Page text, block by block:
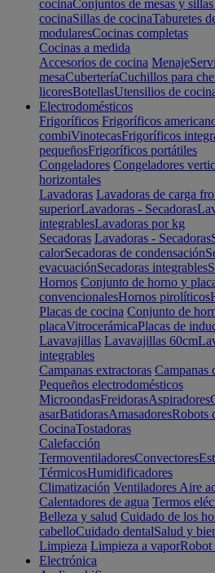
cocinaConjuntos de mesas y
cocinaSillas de cocinaTaburetes
modularesCocinas completas
Cocinas a medida
Accesorios de cocina Menaje
mesaCuberteríaCuchillos para
licoresBotellasUtensilios de
Electrodomésticos
Frigoríficos Frigoríficos
combiVinotecasFrigoríficos
pequeñosFrigoríficos portátiles
Congeladores Congeladores
horizontales
Lavadoras Lavadoras de carga
superiorLavadoras - Secadoras
integrablesLavadoras por kg
Secadoras Lavadoras - Secadoras
calorSecadoras de condensación
evacuaciónSecadoras integrables
Hornos Conjunto de horno y
convencionalesHornos pirolíticos
Placas de cocina Conjunto de
placaVitrocerámicaPlacas de
Lavavajillas Lavavajillas 60cm
integrables
Campanas extractoras Campanas
Pequeños electrodomésticos
MicroondasFreidorasAspiradores
asarBatidorasAmasadoresRobots
CocinaTostadoras
Calefacción
TermoventiladoresConvectores
TérmicosHumidificadores
Climatización Ventiladores Aire
Calentadores de agua Termos
Belleza y salud Cuidado de los
cabelloCuidado dentalSalud y
Limpieza Limpieza a vaporRobot
Electrónica